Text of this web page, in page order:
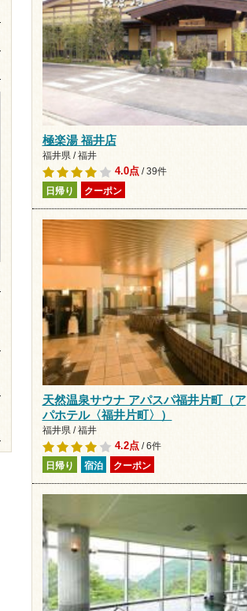
極楽湯 福井店
福井県 / 福井
4.0点/ 39件
日帰り クーポン
天然温泉サウナ アパスパ福井片町（ア
パホテル〈福井片町〉）
福井県 / 福井
4.2点/ 6件
日帰り 宿泊 クーポン